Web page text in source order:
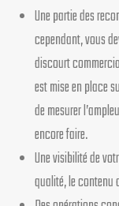
Une partie des
cependant, vous
discourt
est mise en place
de mesurer
encore faire.
Une visibilité de
qualité, le contenu